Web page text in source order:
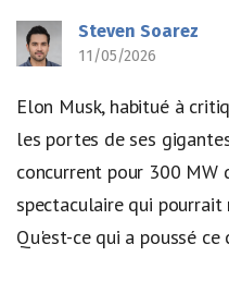
Steven Soarez
11/05/2026
Elon Musk, habitué à
les portes de ses
concurrent pour 300 MW
spectaculaire qui pourrait
Qu'est-ce qui a poussé ce